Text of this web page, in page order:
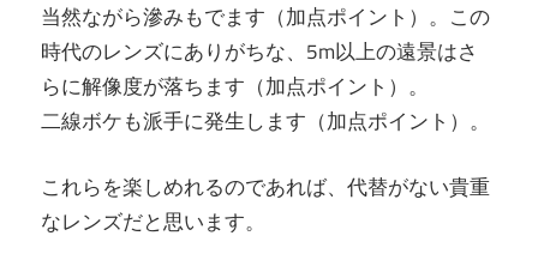
当然ながら滲みもでます（加点ポイント）。この
時代のレンズにありがちな、5m以上の遠景はさ
らに解像度が落ちます（加点ポイント）。
二線ボケも派手に発生します（加点ポイント）。
これらを楽しめれるのであれば、代替がない貴重
なレンズだと思います。